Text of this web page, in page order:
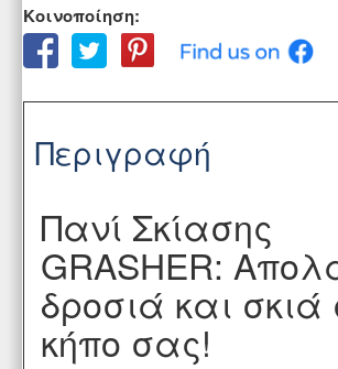
Κοινοποίηση:
Περιγραφή
Πανί Σκίασης
GRASHER:
δροσιά και σκιά
κήπο σας!